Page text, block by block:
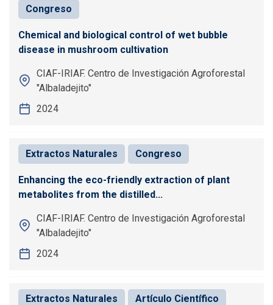
Congreso
Chemical and biological control of wet bubble
disease in mushroom cultivation
CIAF-IRIAF. Centro de Investigación Agroforestal
"Albaladejito"
2024
Extractos Naturales Congreso
Enhancing the eco-friendly extraction of plant
metabolites from the distilled...
CIAF-IRIAF. Centro de Investigación Agroforestal
"Albaladejito"
2024
Extractos Naturales Artículo Científico